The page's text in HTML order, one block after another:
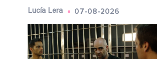
Lucía Lera 07-08-2026